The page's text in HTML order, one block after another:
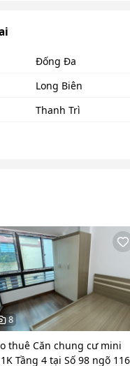
Đống Đa
Long Biên
Thanh Trì
8
thuê Căn chung cư mini
Tầng 4 tại Số 98 ngõ 116